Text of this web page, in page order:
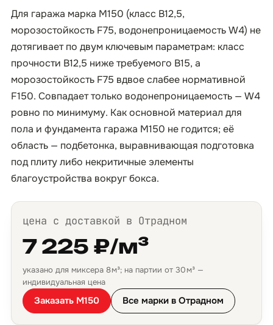
Для гаража марка М150 (класс B12,5,
морозостойкость F75, водонепроницаемость W4) не
дотягивает по двум ключевым параметрам: класс
прочности B12,5 ниже требуемого B15, а
морозостойкость F75 вдвое слабее нормативной
F150. Совпадает только водонепроницаемость — W4
ровно по минимуму. Как основной материал для
пола и фундамента гаража М150 не годится; её
область — подбетонка, выравнивающая подготовка
под плиту либо некритичные элементы
благоустройства вокруг бокса.
цена с доставкой в Отрадном
7 225 ₽/м³
указано для миксера 8 м³; на партии от 30 м³ —
индивидуальная цена
Заказать М150 Все марки в Отрадном